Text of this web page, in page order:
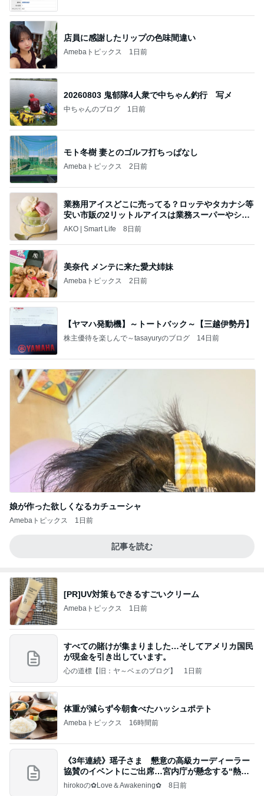
店員に感謝したリップの色味間違い
Amebaトピックス 1日前
20260803 鬼郁隊4人衆で中ちゃん釣行 写メ
中ちゃんのブログ 1日前
モト冬樹 妻とのゴルフ打ちっぱなし
Amebaトピックス 2日前
業務用アイスどこに売ってる？ロッテやタカナシ等
安い市販の2リットルアイスは業務スーパーやシャ
トレ
AKO | Smart Life 8日前
美奈代 メンテに来た愛犬姉妹
Amebaトピックス 2日前
【ヤマハ発動機】～トートバック～【三越伊勢丹】
株主優待を楽しんで～tasayuryのブログ 14日前
娘が作った欲しくなるカチューシャ
Amebaトピックス 1日前
記事を読む
[PR]UV対策もできるすごいクリーム
Amebaトピックス 1日前
すべての賭けが集まりました…そしてアメリカ国民
が現金を引き出しています。
心の道標【旧：ヤ～ベェのブログ】 1日前
体重が減らず今朝食べたハッシュポテト
Amebaトピックス 16時間前
《3年連続》瑶子さま 懇意の高級カーディーラー
協賛のイベントにご出席…宮内庁が懸念する“熱心
すぎ
hirokoの✿Love＆Awakening✿ 8日前